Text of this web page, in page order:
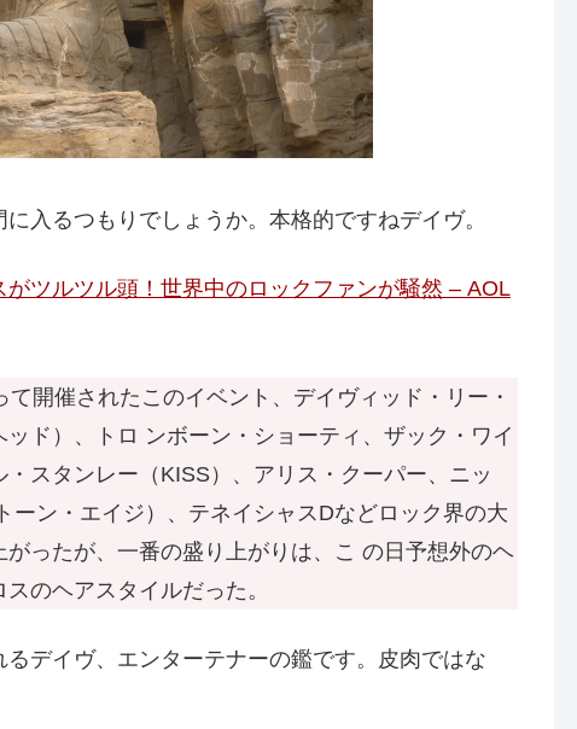
入るつもりでしょうか。本格的ですねデイヴ。
ツルツル頭！世界中のロックファンが騒然 – AOL
開催されたこのイベント、デイヴィッド・リー・
ド）、トロ ンボーン・ショーティ、ザック・ワイ
スタンレー（KISS）、アリス・クーパー、ニッ
ーン・エイジ）、テネイシャスDなどロック界の大
ったが、一番の盛り上がりは、こ の日予想外のヘ
のヘアスタイルだった。
デイヴ、エンターテナーの鑑です。皮肉ではな